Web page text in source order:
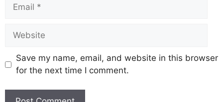
Save my name, email, and website in this browser
for the next time I comment.